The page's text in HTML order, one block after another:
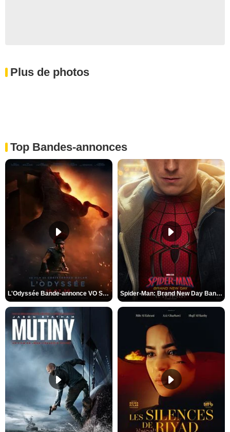
Plus de photos
Top Bandes-annonces
L'Odyssée Bande-annonce VO STFR Spider-Man: Brand New Day Bande-annonce VO STFR